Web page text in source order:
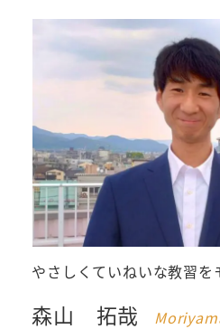
やさしくていねいな教習を
森山 拓哉